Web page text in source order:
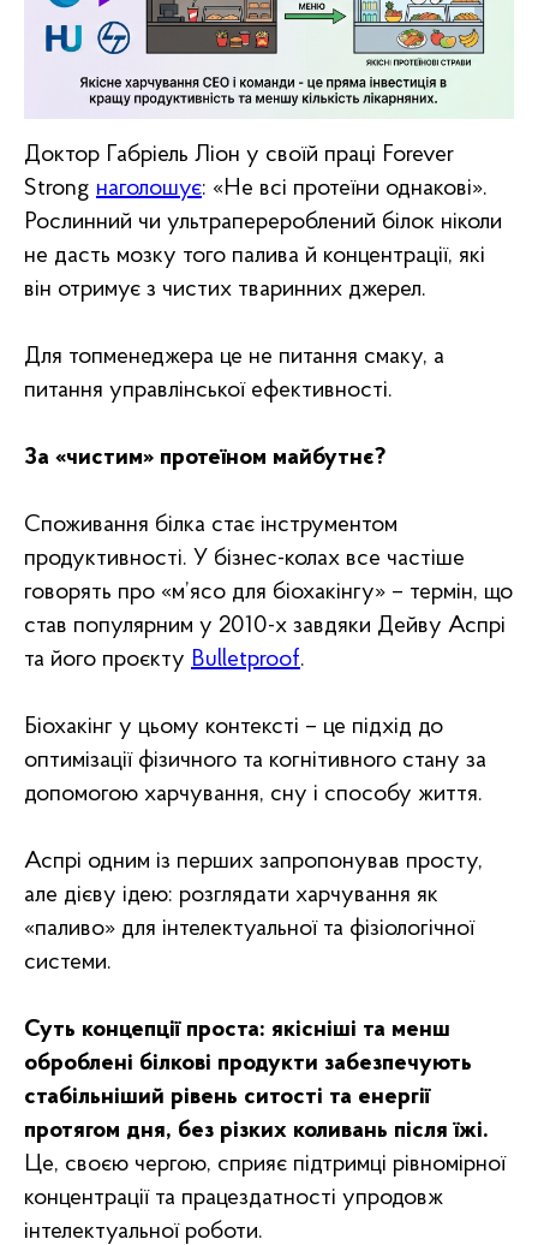
Доктор Габріель Ліон у своїй праці Forever
Strong наголошує: «Не всі протеїни однакові».
Рослинний чи ультраперероблений білок ніколи
не дасть мозку того палива й концентрації, які
він отримує з чистих тваринних джерел.
Для топменеджера це не питання смаку, а
питання управлінської ефективності.
За «чистим» протеїном майбутнє?
Споживання білка стає інструментом
продуктивності. У бізнес-колах все частіше
говорять про «м’ясо для біохакінгу» – термін, що
став популярним у 2010-х завдяки Дейву Аспрі
та його проєкту Bulletproof.
Біохакінг у цьому контексті – це підхід до
оптимізації фізичного та когнітивного стану за
допомогою харчування, сну і способу життя.
Аспрі одним із перших запропонував просту,
але дієву ідею: розглядати харчування як
«паливо» для інтелектуальної та фізіологічної
системи.
Суть концепції проста: якісніші та менш
оброблені білкові продукти забезпечують
стабільніший рівень ситості та енергії
протягом дня, без різких коливань після їжі.
Це, своєю чергою, сприяє підтримці рівномірної
концентрації та працездатності упродовж
інтелектуальної роботи.